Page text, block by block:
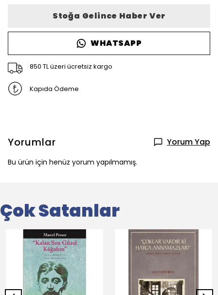
Stoğa Gelince Haber Ver
WHATSAPP
850 TL üzeri ücretsiz kargo
Kapıda Ödeme
Yorumlar Yorum Yap
Bu ürün için henüz yorum yapılmamış.
Çok Satanlar